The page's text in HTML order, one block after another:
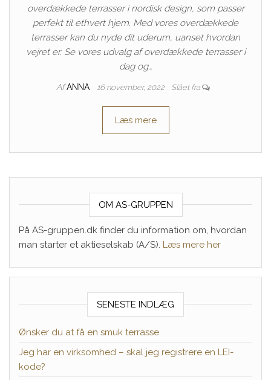
overdækkede terrasser i nordisk design, som passer
perfekt til ethvert hjem. Med vores overdækkede
terrasser kan du nyde dit uderum, uanset hvordan
vejret er. Se vores udvalg af overdækkede terrasser i
dag og…
Af ANNA 16 november, 2022 Slået fra
Læs mere
OM AS-GRUPPEN
På AS-gruppen.dk finder du information om, hvordan
man starter et aktieselskab (A/S). Læs mere her
SENESTE INDLÆG
Ønsker du at få en smuk terrasse
Jeg har en virksomhed – skal jeg registrere en LEI-
kode?